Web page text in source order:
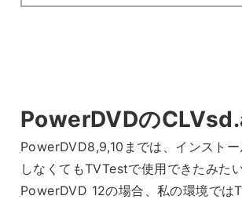
PowerDVDの
PowerDVD8,9,10までは、インスト
しなくてもTVTestで使用できたみた
PowerDVD 12の場合、私の環境では